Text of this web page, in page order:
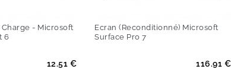
- Microsoft
6
12.51 €
Ecran (reconditionné) Microsoft
Surface Pro 7
116.91 €